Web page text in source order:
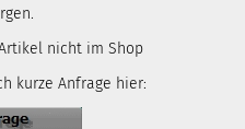
nicht im Shop
kurze Anfrage hier: